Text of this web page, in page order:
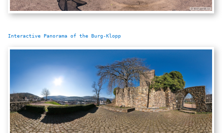
Interactive Panorama of the Burg-Klopp